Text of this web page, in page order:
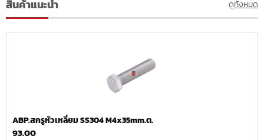
สินค้าแนะนำ ดูทั้งหมด
ABP.สกรูหัวเหลี่ยม SS304 M4x35mm.ต.
93.00